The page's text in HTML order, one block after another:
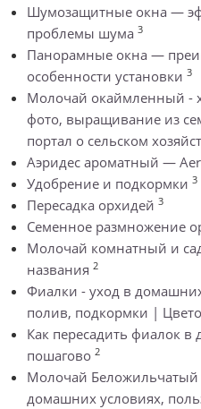
Шумозащитные окна —
проблемы шума 3
Панорамные окна —
особенности установки 3
Молочай окаймленный -
фото, выращивание из
портал о сельском
Аэридес ароматный —
Удобрение и подкормки 3
Пересадка орхидей 3
Семенное размножение
Молочай комнатный и
названия 2
Фиалки - уход в
полив, подкормки |
Как пересадить фиалок
пошагово 2
Молочай Беложильчатый
домашних условиях,